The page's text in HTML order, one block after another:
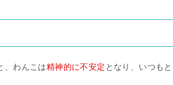
、わんこは精神的に不安定 となり、いつもと